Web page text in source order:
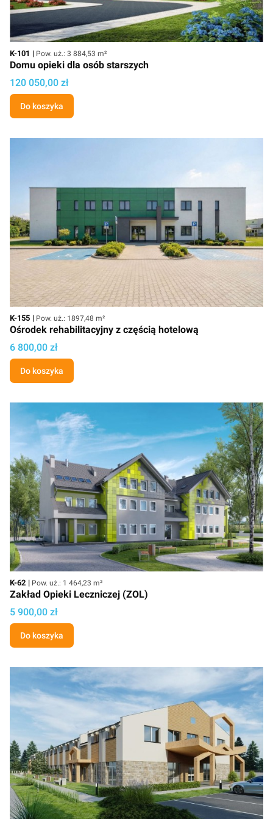
Kod
K-101 Powierzchnia użytkowa
Pow. uż.: 3 884,53 m²
Domu opieki dla osób starszych
Cena
120 050,00 zł
Do koszyka
Kod
K-155 Powierzchnia użytkowa
Pow. uż.: 1897,48 m²
Ośrodek rehabilitacyjny z częścią hotelową
Cena projektu
6 800,00 zł
Do koszyka
Kod
K-62 Powierzchnia użytkowa
Pow. uż.: 1 464,23 m²
Zakład Opieki Leczniczej (ZOL)
Cena projektu
5 900,00 zł
Do koszyka